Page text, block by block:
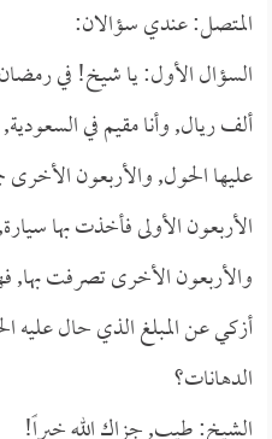
المتصل: عندي سؤالان:
السؤال الأول: يا شيخ! في
ألف ريال, وأنا مقيم في
عليها الحول, والأربعون الأخرى
الأربعون الأولى فأخذت بها
والأربعون الأخرى تصرفت بها,
أزكي عن المبلغ الذي حال عليه
الدهانات؟